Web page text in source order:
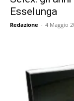
Esselunga
Redazione - 4 Maggio